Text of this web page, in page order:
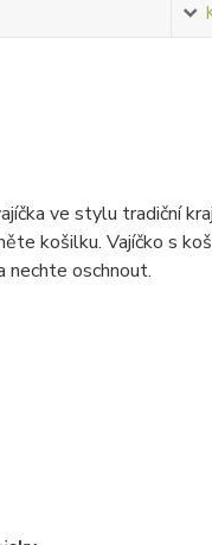
ve stylu tradiční
košilku. Vajíčko s
nechte oschnout.